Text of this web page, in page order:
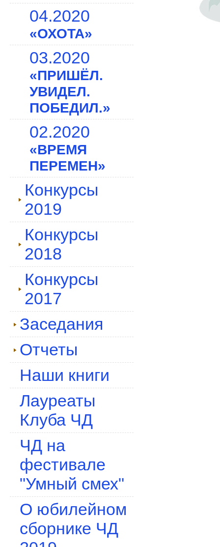
04.2020
«ОХОТА»
03.2020
«ПРИШЁЛ.
УВИДЕЛ.
ПОБЕДИЛ.»
02.2020
«ВРЕМЯ
ПЕРЕМЕН»
Конкурсы
2019
Конкурсы
2018
Конкурсы
2017
Заседания
Отчеты
Наши книги
Лауреаты
Клуба ЧД
ЧД на
фестивале
"Умный смех"
О юбилейном
сборнике ЧД